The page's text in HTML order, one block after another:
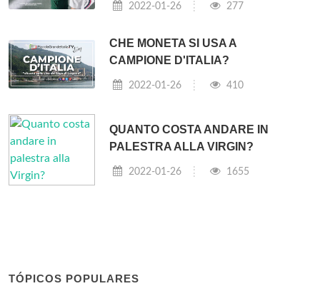
2022-01-26 277
CHE MONETA SI USA A
CAMPIONE D'ITALIA?
2022-01-26 410
QUANTO COSTA ANDARE IN
PALESTRA ALLA VIRGIN?
2022-01-26 1655
TÓPICOS POPULARES